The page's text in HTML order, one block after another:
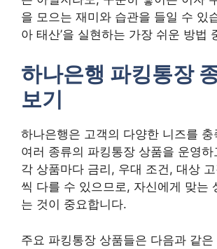
을 모으는 재미와 습관을 들일 수 있
아 태산’을 실현하는 가장 쉬운 방법
하나은행 파킹통장
보기
하나은행은 고객의 다양한 니즈를 충
여러 종류의 파킹통장 상품을 운영하
각 상품마다 금리, 우대 조건, 대상
씩 다를 수 있으므로, 자신에게 맞는
는 것이 중요합니다.
주요 파킹통장 상품들은 다음과 같은